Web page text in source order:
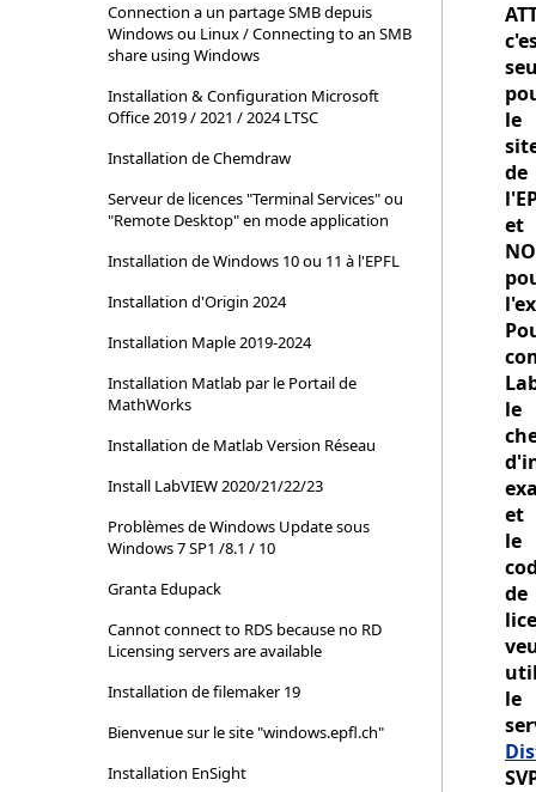
Connection a un partage SMB depuis
Windows ou Linux / Connecting to an SMB
share using Windows
Installation & Configuration Microsoft
Office 2019 / 2021 / 2024 LTSC
Installation de Chemdraw
Serveur de licences "Terminal Services" ou
"Remote Desktop" en mode application
Installation de Windows 10 ou 11 à l'EPFL
Installation d'Origin 2024
Installation Maple 2019-2024
Installation Matlab par le Portail de
MathWorks
Installation de Matlab Version Réseau
Install LabVIEW 2020/21/22/23
Problèmes de Windows Update sous
Windows 7 SP1 /8.1 / 10
Granta Edupack
Cannot connect to RDS because no RD
Licensing servers are available
Installation de filemaker 19
Bienvenue sur le site "windows.epfl.ch"
Installation EnSight
le
de
et
le
et
le
de
le